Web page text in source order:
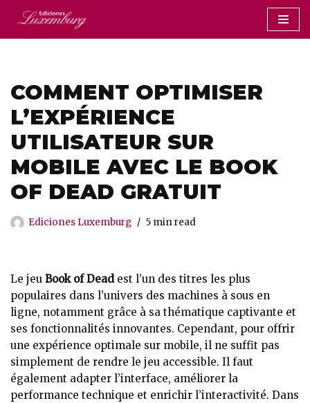
Saltar
COMMENT OPTIMISER
L’EXPÉRIENCE
UTILISATEUR SUR
MOBILE AVEC LE BOOK
OF DEAD GRATUIT
Ediciones Luxemburg 5 min read
Le jeu Book of Deadest l’un des titres les plus
populaires dans l’univers des machines à sous en
ligne, notamment grâce à sa thématique captivante et
ses fonctionnalités innovantes. Cependant, pour offrir
une expérience optimale sur mobile, il ne suffit pas
simplement de rendre le jeu accessible. Il faut
également adapter l’interface, améliorer la
performance technique et enrichir l’interactivité. Dans